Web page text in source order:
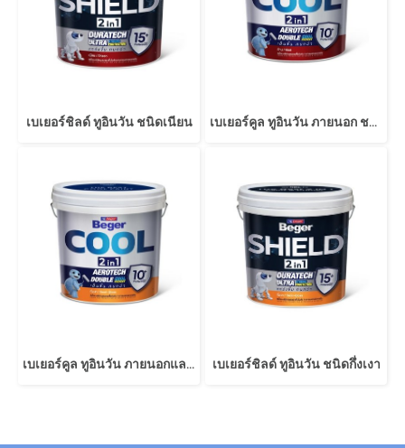
เบเยอร์ชิลด์ ทูอินวัน ชนิดเนียน เบเยอร์คูล ทูอินวัน ภายนอก ชนิดด้าน
เบเยอร์คูล ทูอินวัน ภายนอกและภายใน ชนิดกึ่งเงา เบเยอร์ชิลด์ ทูอินวัน ชนิดกึ่งเงา